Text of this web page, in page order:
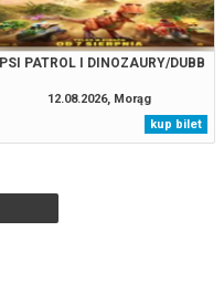
PSI PATROL I DINOZAURY/DUBB
12.08.2026, Morąg
kup bilet